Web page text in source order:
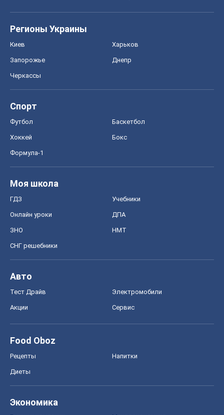
Регионы Украины
Киев Харьков
Запорожье Днепр
Черкассы
Спорт
Футбол Баскетбол
Хоккей Бокс
Формула-1
Моя школа
ГДЗ Учебники
Онлайн уроки ДПА
ЗНО НМТ
СНГ решебники
Авто
Тест Драйв Электромобили
Акции Сервис
Food Oboz
Рецепты Напитки
Диеты
Экономика